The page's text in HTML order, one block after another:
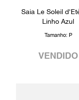
Saia Le Soleil
Linho Azul
Tamanho: P
VENDIDO